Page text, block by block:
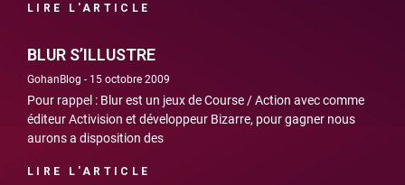
LIRE L'ARTICLE
BLUR S’ILLUSTRE
GohanBlog 15 octobre 2009
Pour rappel : Blur est un jeux de Course / Action avec comme
éditeur Activision et développeur Bizarre, pour gagner nous
aurons a disposition des
LIRE L'ARTICLE